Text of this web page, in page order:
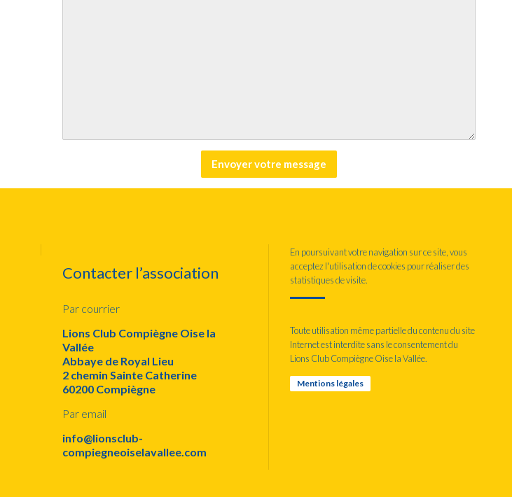
Contacter l’association
Par courrier
Lions Club Compiègne Oise la
Vallée
Abbaye de Royal Lieu
2 chemin Sainte Catherine
60200 Compiègne
Par email
info@lionsclub-
compiegneoiselavallee.com
En poursuivant votre navigation sur ce site, vous
acceptez l'utilisation de cookies pour réaliser des
statistiques de visite.
Toute utilisation même partielle du contenu du site
Internet est interdite sans le consentement du
Lions Club Compiègne Oise la Vallée.
Mentions légales